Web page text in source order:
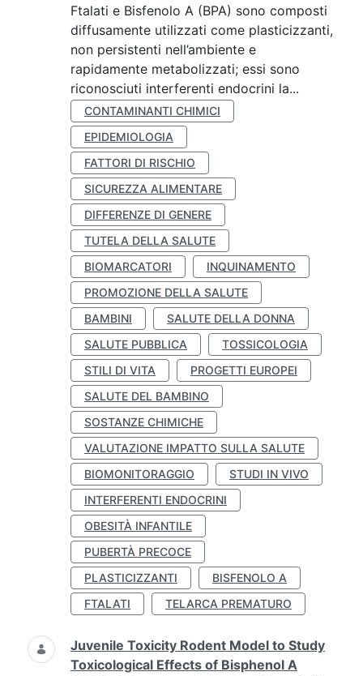
Ftalati e Bisfenolo A (BPA) sono composti
diffusamente utilizzati come plasticizzanti,
non persistenti nell’ambiente e
rapidamente metabolizzati; essi sono
riconosciuti interferenti endocrini la...
CONTAMINANTI CHIMICI
EPIDEMIOLOGIA
FATTORI DI RISCHIO
SICUREZZA ALIMENTARE
DIFFERENZE DI GENERE
TUTELA DELLA SALUTE
BIOMARCATORI
INQUINAMENTO
PROMOZIONE DELLA SALUTE
BAMBINI
SALUTE DELLA DONNA
SALUTE PUBBLICA
TOSSICOLOGIA
STILI DI VITA
PROGETTI EUROPEI
SALUTE DEL BAMBINO
SOSTANZE CHIMICHE
VALUTAZIONE IMPATTO SULLA SALUTE
BIOMONITORAGGIO
STUDI IN VIVO
INTERFERENTI ENDOCRINI
OBESITÀ INFANTILE
PUBERTÀ PRECOCE
PLASTICIZZANTI
BISFENOLO A
FTALATI
TELARCA PREMATURO
Juvenile Toxicity Rodent Model to Study
Toxicological Effects of Bisphenol A